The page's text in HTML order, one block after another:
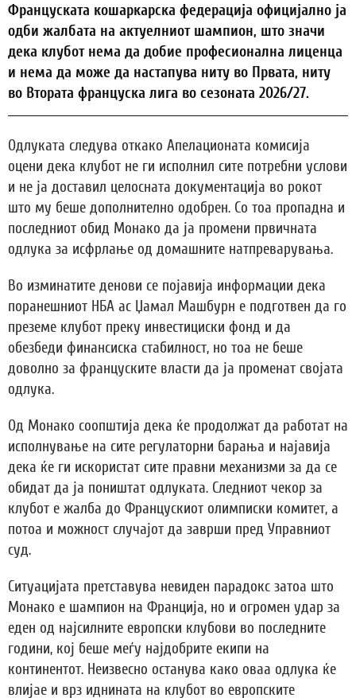
Француската кошаркарска федерација официјално ја
одби жалбата на актуелниот шампион, што значи
дека клубот нема да добие професионална лиценца
и нема да може да настапува ниту во Првата, ниту
во Втората француска лига во сезоната 2026/27.
Одлуката следува откако Апелационата комисија
оцени дека клубот не ги исполнил сите потребни услови
и не ја доставил целосната документација во рокот
што му беше дополнително одобрен. Со тоа пропадна и
последниот обид Монако да ја промени првичната
одлука за исфрлање од домашните натпреварувања.
Во изминатите денови се појавија информации дека
поранешниот НБА ас Џамал Машбурн е подготвен да го
преземе клубот преку инвестициски фонд и да
обезбеди финансиска стабилност, но тоа не беше
доволно за француските власти да ја променат својата
одлука.
Од Монако соопштија дека ќе продолжат да работат на
исполнување на сите регулаторни барања и најавија
дека ќе ги искористат сите правни механизми за да се
обидат да ја поништат одлуката. Следниот чекор за
клубот е жалба до Францускиот олимписки комитет, а
потоа и можност случајот да заврши пред Управниот
суд.
Ситуацијата претставува невиден парадокс затоа што
Монако е шампион на Франција, но и огромен удар за
еден од најсилните европски клубови во последните
години, кој беше меѓу најдобрите екипи на
континентот. Неизвесно останува како оваа одлука ќе
влијае и врз иднината на клубот во европските